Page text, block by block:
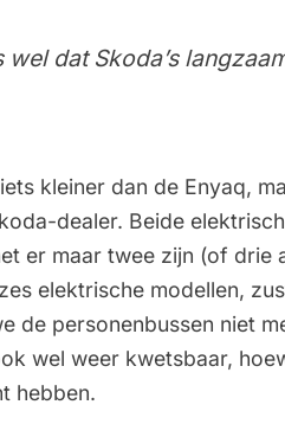
dat Skoda’s
kleiner dan de Enyaq,
dealer. Beide
er maar twee zijn (of drie
elektrische modellen,
de personenbussen niet
wel weer kwetsbaar,
hebben.